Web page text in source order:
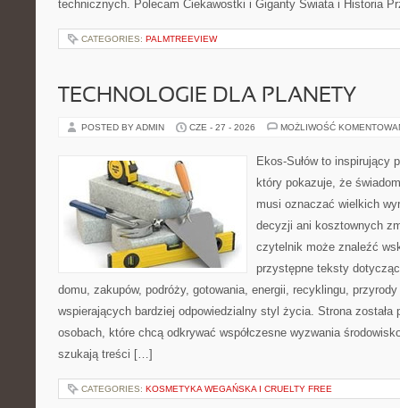
technicznych. Polecam Ciekawostki i Giganty Świata i Historia
CATEGORIES: PALMTREEVIEW
TECHNOLOGIE DLA PLANETY
POSTED BY ADMIN CZE - 27 - 2026 MOŻLIWOŚĆ
Ekos-Sułów to inspirujący
który pokazuje, że
musi oznaczać wielkich
decyzji ani kosztownych
czytelnik może znaleźć
przystępne teksty
domu, zakupów, podróży, gotowania, energii, recyklingu,
wspierających bardziej odpowiedzialny styl życia. Strona została
osobach, które chcą odkrywać współczesne wyzwania
szukają treści […]
CATEGORIES: KOSMETYKA WEGAŃSKA I CRUELTY FREE